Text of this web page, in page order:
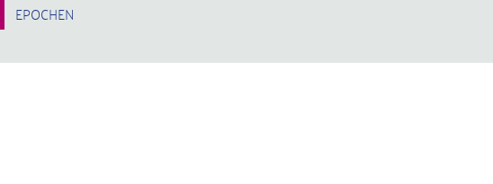
EPOCHEN